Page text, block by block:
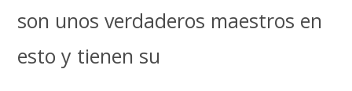
son unos verdaderos maestros en
esto y tienen su